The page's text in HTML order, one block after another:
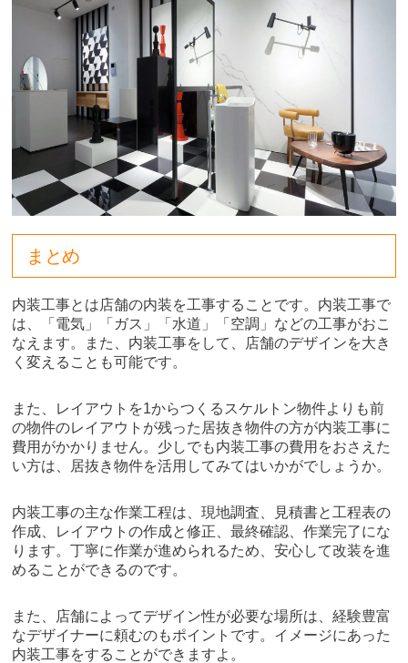
まとめ
内装工事とは店舗の内装を工事することです。内装工事で
は、「電気」「ガス」「水道」「空調」などの工事がおこ
なえます。また、内装工事をして、店舗のデザインを大き
く変えることも可能です。
また、レイアウトを1からつくるスケルトン物件よりも前
の物件のレイアウトが残った居抜き物件の方が内装工事に
費用がかかりません。少しでも内装工事の費用をおさえた
い方は、居抜き物件を活用してみてはいかがでしょうか。
内装工事の主な作業工程は、現地調査、見積書と工程表の
作成、レイアウトの作成と修正、最終確認、作業完了にな
ります。丁寧に作業が進められるため、安心して改装を進
めることができるのです。
また、店舗によってデザイン性が必要な場所は、経験豊富
なデザイナーに頼むのもポイントです。イメージにあった
内装工事をすることができますよ。